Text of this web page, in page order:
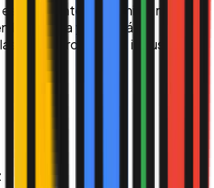
apunto de terminar mi
Psicología y me está
mis profesores, incluso los